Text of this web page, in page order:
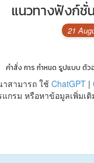
แนวทางฟังก์ชั่
21
คำสั่ง การ กำหนด รูปแบบ ตัว
สามารถ ใช้ ChatGPT|
แกรม หรือหาข้อมูลเพิ่มเ